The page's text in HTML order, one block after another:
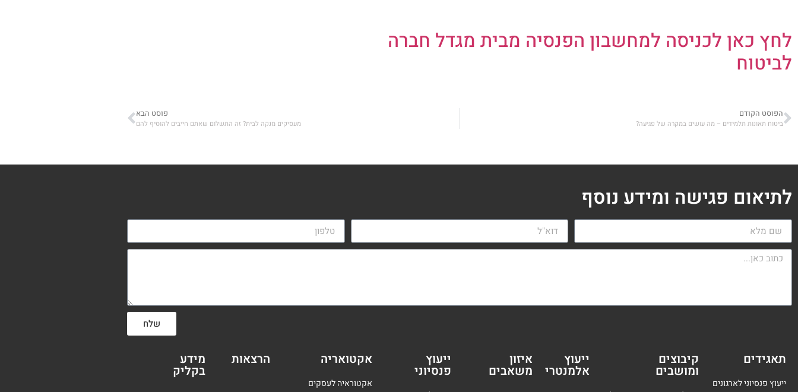
לחץ כאן לכניסה למחשבון הפנסיה מבית מגדל חברה
לביטוח
הפוסט הקודם
ביטוח תאונות תלמידים – מה עושים במקרה של פגיעה?
פוסט הבא
מעסיקים מנקה לבית? זה התשלום שאתם חייבים להוסיף להם
לתיאום פגישה ומידע נוסף
שלח
תאגידים
ייעוץ פנסיוני לארגונים
קיבוצים
ומושבים
ייעוץ
אלמנטרי
איזון
משאבים
ייעוץ
פנסיוני
אקטואריה
אקטוראיה לעסקים
הרצאות מידע
בקליק